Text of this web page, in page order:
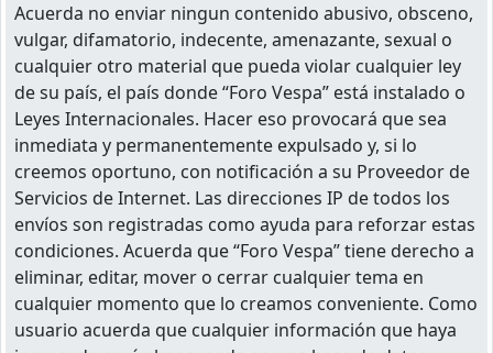
Acuerda no enviar ningun contenido abusivo, obsceno,
vulgar, difamatorio, indecente, amenazante, sexual o
cualquier otro material que pueda violar cualquier ley
de su país, el país donde “Foro Vespa” está instalado o
Leyes Internacionales. Hacer eso provocará que sea
inmediata y permanentemente expulsado y, si lo
creemos oportuno, con notificación a su Proveedor de
Servicios de Internet. Las direcciones IP de todos los
envíos son registradas como ayuda para reforzar estas
condiciones. Acuerda que “Foro Vespa” tiene derecho a
eliminar, editar, mover o cerrar cualquier tema en
cualquier momento que lo creamos conveniente. Como
usuario acuerda que cualquier información que haya